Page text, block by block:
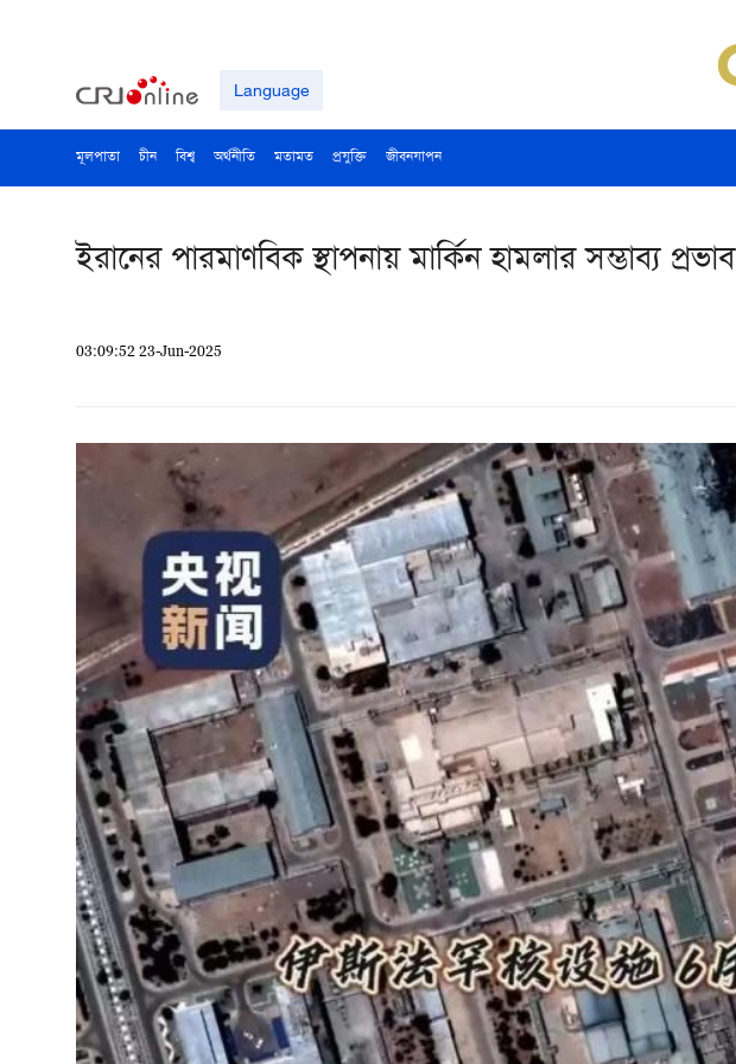
Language
মূলপাতা চীন বিশ্ব অর্থনীতি মতামত প্রযুক্তি জীবনযাপন
ইরানের পারমাণবিক স্থাপনায় মার্কিন হামলার সম্ভাব্য প্রভাব
03:09:52 23-Jun-2025